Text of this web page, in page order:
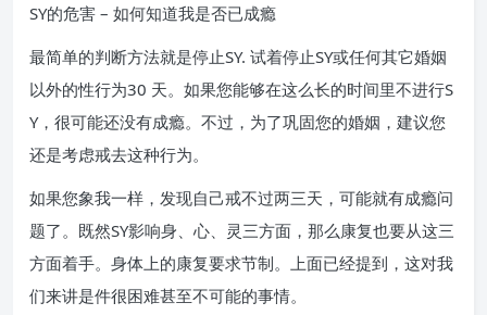
SY的危害 – 如何知道我是否已成瘾
最简单的判断方法就是停止SY. 试着停止SY或任何其它婚姻
以外的性行为30 天。如果您能够在这么长的时间里不进行S
Y，很可能还没有成瘾。不过，为了巩固您的婚姻，建议您
还是考虑戒去这种行为。
如果您象我一样，发现自己戒不过两三天，可能就有成瘾问
题了。既然SY影响身、心、灵三方面，那么康复也要从这三
方面着手。身体上的康复要求节制。上面已经提到，这对我
们来讲是件很困难甚至不可能的事情。